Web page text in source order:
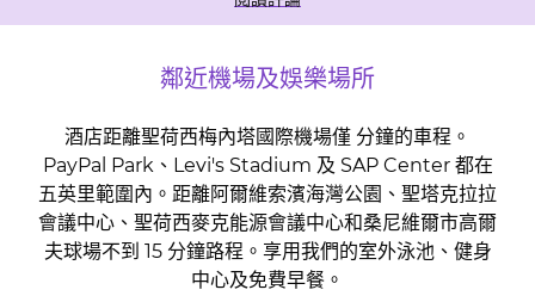
鄰近機場及娛樂場所
酒店距離聖荷西梅內塔國際機場僅 分鐘的車程。
PayPal Park、Levi's Stadium 及 SAP Center 都在
五英里範圍內。距離阿爾維索濱海灣公園、聖塔克拉拉
會議中心、聖荷西麥克能源會議中心和桑尼維爾市高爾
夫球場不到 15 分鐘路程。享用我們的室外泳池、健身
中心及免費早餐。